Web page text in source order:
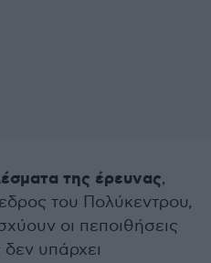
της έρευνας,
του Πολύκεντρου,
οι πεποιθήσεις
υπάρχει